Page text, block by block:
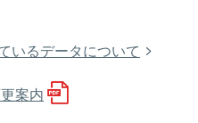
いるデータについて
案内